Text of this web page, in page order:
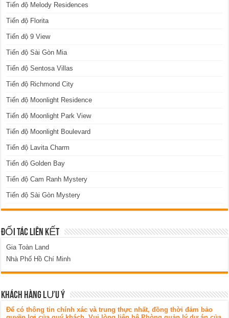
Tiến độ Melody Residences
Tiến độ Florita
Tiến độ 9 View
Tiến độ Sài Gòn Mia
Tiến độ Sentosa Villas
Tiến độ Richmond City
Tiến độ Moonlight Residence
Tiến độ Moonlight Park View
Tiến độ Moonlight Boulevard
Tiến độ Lavita Charm
Tiến độ Golden Bay
Tiến độ Cam Ranh Mystery
Tiến độ Sài Gòn Mystery
ĐỐI TÁC LIÊN KẾT
Gia Toàn Land
Nhà Phố Hồ Chí Minh
KHÁCH HÀNG LƯU Ý
Để có thông tin chính xác và trung thực nhất, đồng thời đảm bảo